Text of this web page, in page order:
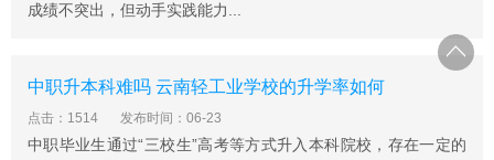
成绩不突出，但动手实践能力...
中职升本科难吗 云南轻工业学校的升学率如何
点击：1514 发布时间：06-23
中职毕业生通过“三校生”高考等方式升入本科院校，存在一定的